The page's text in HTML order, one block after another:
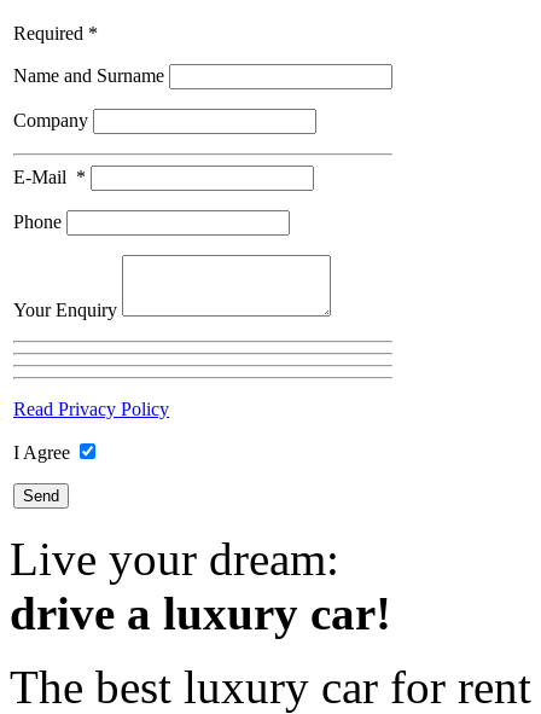
Required *
Name and Surname
Company
E-Mail *
Phone
Your Enquiry
Read Privacy Policy
I Agree
Live your dream:
drive a luxury car!
The best luxury car for